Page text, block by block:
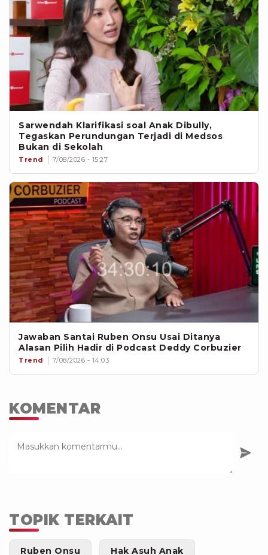
Sarwendah Klarifikasi soal Anak Dibully,
Tegaskan Perundungan Terjadi di Medsos
Bukan di Sekolah
Trend 7/08/2026 - 15:27
Jawaban Santai Ruben Onsu Usai Ditanya
Alasan Pilih Hadir di Podcast Deddy Corbuzier
Trend 7/08/2026 - 14:03
KOMENTAR
TOPIK TERKAIT
Ruben Onsu Hak Asuh Anak